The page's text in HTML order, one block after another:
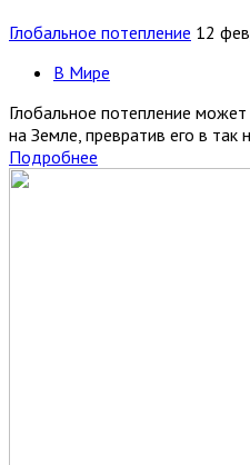
Глобальное потепление 12
В Мире
Глобальное потепление
на Земле, превратив его в так
Подробнее